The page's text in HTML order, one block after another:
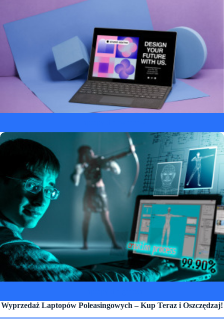
Wyprzedaż Laptopów Poleasingowych – Kup Teraz i Oszczędzaj!